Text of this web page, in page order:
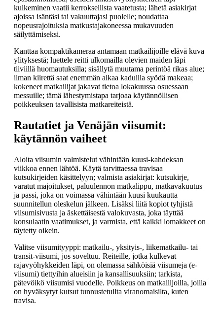
kulkeminen vaatii kerroksellista vaatetusta; lähetä asiakirjat
ajoissa isäntäsi tai vakuuttajasi puolelle; noudattaa
nopeusrajoituksia matkustajakoneessa mukavuuden
säilyttämiseksi.
Kanttaa kompaktikameraa antamaan matkailijoille elävä kuva
ylityksestä; luettele reitti ulkomailla olevien maiden läpi
tiiviillä huomautuksilla; sisällytä muutama perintöä rikas alue;
ilman kiirettä saat enemmän aikaa kaduilla syödä makeaa;
kokeneet matkailijat jakavat tietoa lokakuussa osuessaan
messuille; tämä lähestymistapa tarjoaa käytännöllisen
poikkeuksen tavallisista matkareiteistä.
Rautatiet ja Venäjän viisumit:
käytännön vaiheet
Aloita viisumin valmistelut vähintään kuusi-kahdeksan
viikkoa ennen lähtöä. Käytä tarvittaessa travisaa
kutsukirjeiden käsittelyyn; valmista asiakirjat: kutsukirje,
varatut majoitukset, paluulennon matkalippu, matkavakuutus
ja passi, joka on voimassa vähintään kuusi kuukautta
suunnitellun oleskelun jälkeen. Lisäksi liitä kopiot tyhjistä
viisumisivusta ja äskettäisestä valokuvasta, joka täyttää
konsulaatin vaatimukset, ja varmista, että kaikki lomakkeet on
täytetty oikein.
Valitse viisumityyppi: matkailu-, yksityis-, liikematkailu- tai
transit-viisumi, jos soveltuu. Reiteille, jotka kulkevat
rajavyöhykkeiden läpi, on olemassa sähköisiä viisumeja (e-
viisumi) tiettyihin alueisiin ja kansallisuuksiin; tarkista,
pätevöikö viisumisi vuodelle. Poikkeus on matkailijoilla, joilla
on hyväksytyt kutsut tunnustetuilta viranomaisilta, kuten
travisa.